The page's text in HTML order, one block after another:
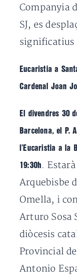
Companyia
SJ, es
significatius
Eucaristia a
Cardenal Joan
El divendres 30
Barcelona, el P.
l’Eucaristia a la
19:30h .
Arquebisbe
Omella, i
Arturo Sosa
diòcesis
Provincial
Antonio